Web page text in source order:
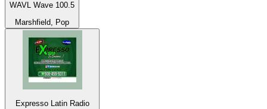
WAVL Wave 100.5
Marshfield, Pop
Expresso Latin Radio